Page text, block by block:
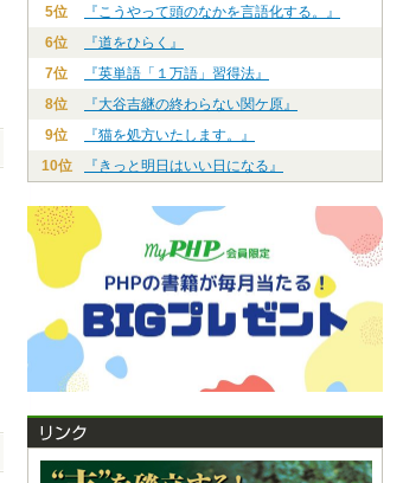
5位
『こうやって頭のなかを言語化する。』
6位
『道をひらく』
7位
『英単語「１万語」習得法』
8位
『大谷吉継の終わらない関ケ原』
9位
『猫を処方いたします。』
10位
『きっと明日はいい日になる』